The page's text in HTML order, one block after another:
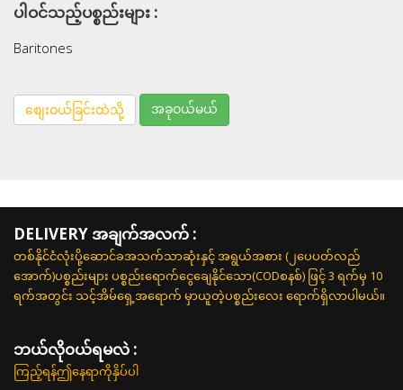
ပါဝင်သည့်ပစ္စည်းများ :
Baritones
စျေးဝယ်ခြင်းထဲသို့ အခုဝယ်မယ်
DELIVERY အချက်အလက် :
တစ်နိုင်ငံလုံးပို့ဆောင်ခအသက်သာဆုံးနှင့် အရွယ်အစား (၂ပေပတ်လည်
အောက်)ပစ္စည်းများ ပစ္စည်းရောက်ငွေချေနိုင်သော(CODစနစ်) ဖြင့် 3 ရက်မှ 10
ရက်အတွင်း သင့်အိမ်ရှေ့အရောက် မှာယူတဲ့ပစ္စည်းလေး ရောက်ရှိလာပါမယ်။
ဘယ်လို၀ယ်ရမလဲ :
ကြည့်ရန်ဤနေရာကိုနှိပ်ပါ